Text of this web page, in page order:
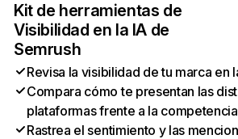
Kit de herramientas de
Visibilidad en la IA de
Semrush
Revisa la visibilidad de tu marca en
Compara cómo te presentan las
plataformas frente a la competencia
Rastrea el sentimiento y las